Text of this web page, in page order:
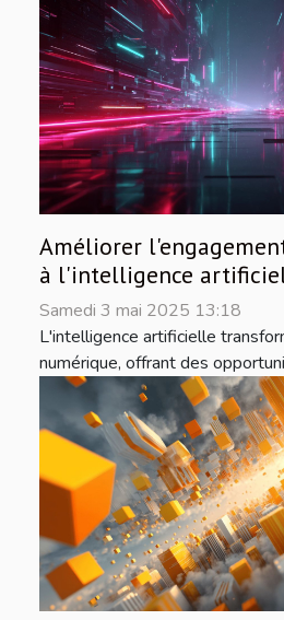
Améliorer
à l'intelligence
Samedi 3 mai 2025 13:18
L'intelligence artificielle
numérique, offrant des